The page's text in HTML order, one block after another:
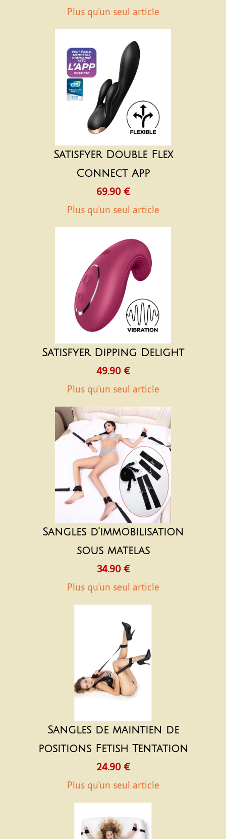
Plus qu'un seul article
Satisfyer Double Flex
Connect App
69.90 €
Plus qu'un seul article
Satisfyer Dipping Delight
49.90 €
Plus qu'un seul article
Sangles d’immobilisation
sous matelas
34.90 €
Plus qu'un seul article
Sangles de maintien de
positions Fetish Tentation
24.90 €
Plus qu'un seul article